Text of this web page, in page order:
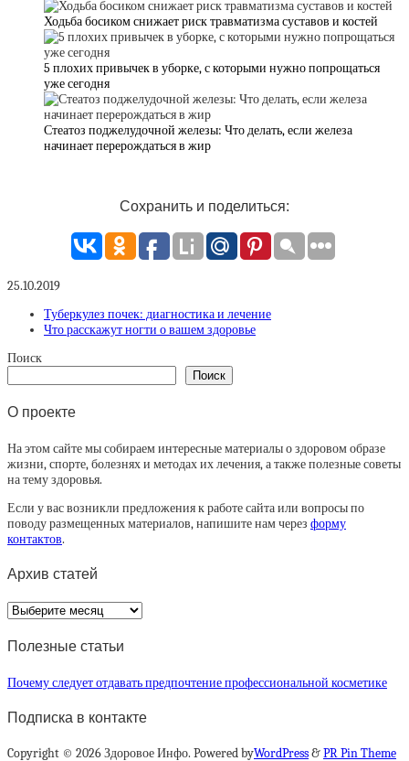
Ходьба босиком снижает риск травматизма суставов и костей
5 плохих привычек в уборке, с которыми нужно попрощаться
уже сегодня
Стеатоз поджелудочной железы: Что делать, если железа
начинает перерождаться в жир
Сохранить и поделиться:
25.10.2019
Туберкулез почек: диагностика и лечение
Что расскажут ногти о вашем здоровье
Поиск
Поиск
О проекте
На этом сайте мы собираем интересные материалы о здоровом образе
жизни, спорте, болезнях и методах их лечения, а также полезные советы
на тему здоровья.
Если у вас возникли предложения к работе сайта или вопросы по
поводу размещенных материалов, напишите нам через форму
контактов.
Архив статей
Архив
статей
Полезные статьи
Почему следует отдавать предпочтение профессиональной косметике
Подписка в контакте
Copyright © 2026 Здоровое Инфо. Powered byWordPress&PR Pin Theme